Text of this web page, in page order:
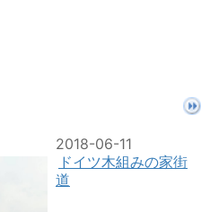
2018-06-11
ドイツ木組みの家街
道